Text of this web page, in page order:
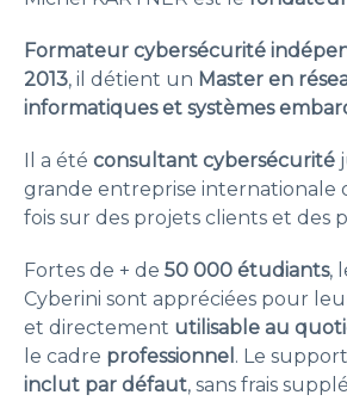
Formateur cybersécurité
2013, il détient un Master en
informatiques et systèmes
Il a été consultant cybersécurité
grande entreprise internationale
fois sur des projets clients et des
Fortes de + de 50 000 étudiants,
Cyberini sont appréciées pour
et directement utilisable au
le cadre professionnel . Le
inclut par défaut, sans frais